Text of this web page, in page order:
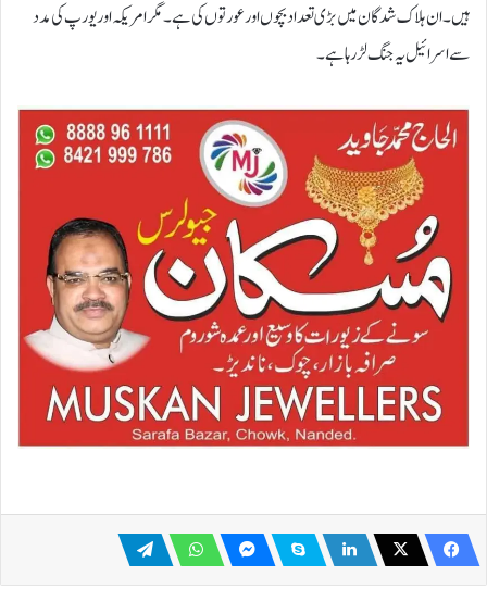
ہیں۔ ان ہلاک شدگان میں بڑی تعداد بچوں اور عورتوں کی ہے۔ مگر امریکہ اور یورپ کی مدد
سے اسرائیل یہ جنگ لڑ رہا ہے۔